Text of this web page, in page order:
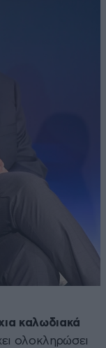
καλωδιακά
ολοκληρώσει